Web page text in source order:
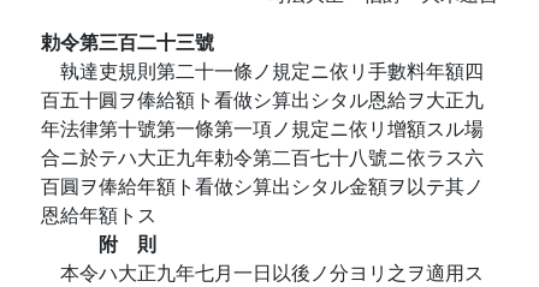
勅令第三百二十三號
執達吏規則第二十一條ノ規定ニ依リ手數料年額四
百五十圓ヲ俸給額ト看做シ算出シタル恩給ヲ大正九
年法律第十號第一條第一項ノ規定ニ依リ增額スル場
合ニ於テハ大正九年勅令第二百七十八號ニ依ラス六
百圓ヲ俸給年額ト看做シ算出シタル金額ヲ以テ其ノ
恩給年額トス
附 則
本令ハ大正九年七月一日以後ノ分ヨリ之ヲ適用ス